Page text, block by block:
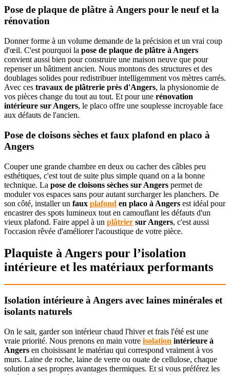
Pose de plaque de plâtre à Angers pour le neuf et la
rénovation
Donner forme à un volume demande de la précision et un vrai coup
d'œil. C'est pourquoi la pose de plaque de plâtre à Angers
convient aussi bien pour construire une maison neuve que pour
repenser un bâtiment ancien. Nous montons des structures et des
doublages solides pour redistribuer intelligemment vos mètres carrés.
Avec ces travaux de plâtrerie près d'Angers, la physionomie de
vos pièces change du tout au tout. Et pour une rénovation
intérieure sur Angers, le placo offre une souplesse incroyable face
aux défauts de l'ancien.
Pose de cloisons sèches et faux plafond en placo à
Angers
Couper une grande chambre en deux ou cacher des câbles peu
esthétiques, c'est tout de suite plus simple quand on a la bonne
technique. La pose de cloisons sèches sur Angers permet de
moduler vos espaces sans pour autant surcharger les planchers. De
son côté, installer un faux plafond en placo à Angers est idéal pour
encastrer des spots lumineux tout en camouflant les défauts d'un
vieux plafond. Faire appel à un plâtrier sur Angers, c'est aussi
l'occasion rêvée d'améliorer l'acoustique de votre pièce.
Plaquiste à Angers pour l’isolation
intérieure et les matériaux performants
Isolation intérieure à Angers avec laines minérales et
isolants naturels
On le sait, garder son intérieur chaud l'hiver et frais l'été est une
vraie priorité. Nous prenons en main votre isolation intérieure à
Angers en choisissant le matériau qui correspond vraiment à vos
murs. Laine de roche, laine de verre ou ouate de cellulose, chaque
solution a ses propres avantages thermiques. Et si vous préférez les